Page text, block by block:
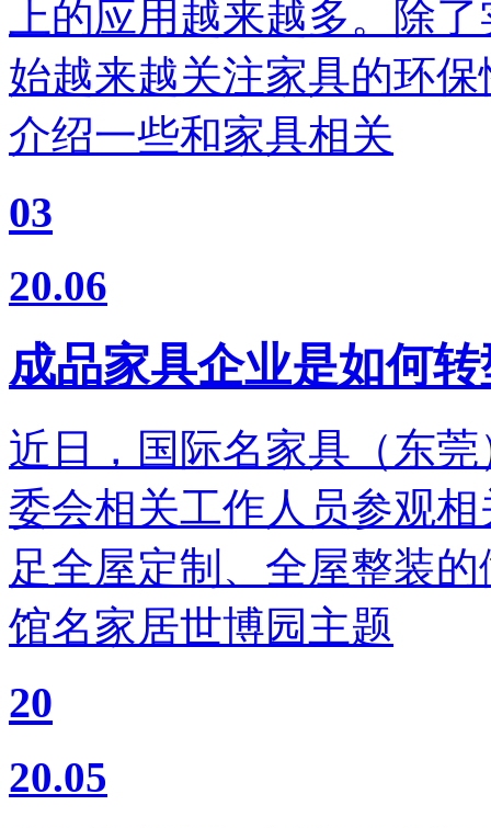
上的应用越来越多。除
始越来越关注家具的环
介绍一些和家具相关
03
20.06
成品家具企业是如何
近日，国际名家具（东
委会相关工作人员参观
足全屋定制、全屋整装
馆名家居世博园主题
20
20.05